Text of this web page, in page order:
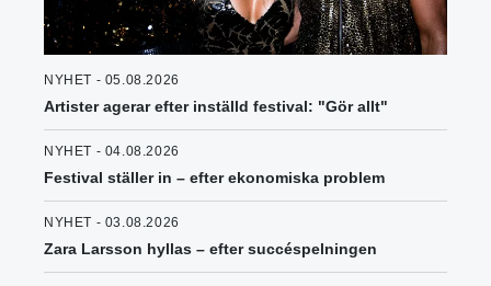
NYHET - 05.08.2026
Artister agerar efter inställd festival: "Gör allt"
NYHET - 04.08.2026
Festival ställer in – efter ekonomiska problem
NYHET - 03.08.2026
Zara Larsson hyllas – efter succéspelningen